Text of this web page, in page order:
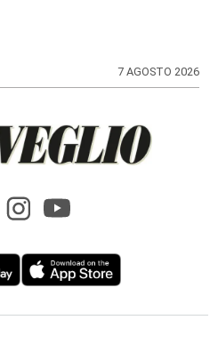
7 AGOSTO 2026